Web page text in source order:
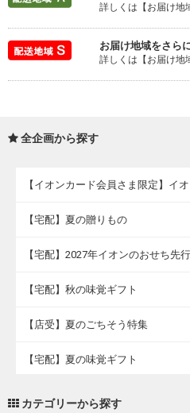
詳しくは【お届け地
お届け地域をさら
詳しくは【お届け地
全企画から探す
【イオンカード会員さま限定】イ
【宅配】夏の贈りもの
【宅配】2027年イオンのおせち先
【宅配】秋の味覚ギフト
【店受】夏のごちそう特集
【宅配】夏の味覚ギフト
カテゴリーから探す